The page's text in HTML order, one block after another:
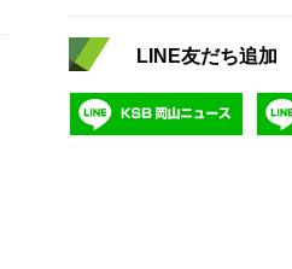
LINE友だち追加